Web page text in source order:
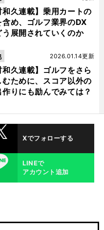
和久連載】乗用カートの
含め、ゴルフ業界のDX
う展開されていくのか
和久連載】ゴルフをさら
むために、スコア以外の
りにも励んでみては？
2026.01.14更新
Xでフォローする
LINEで
アカウント追加